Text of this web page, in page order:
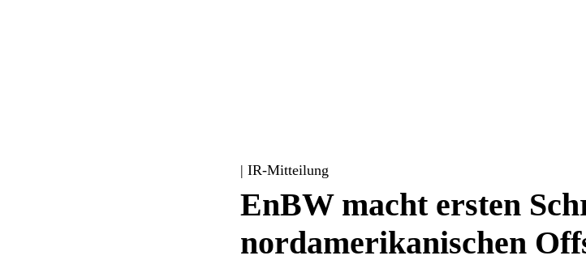
| IR-Mitteilung
EnBW macht ersten
nordamerikanischen